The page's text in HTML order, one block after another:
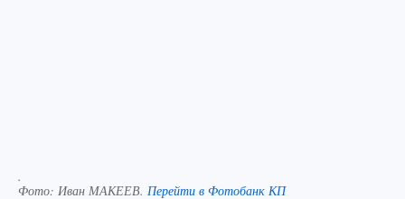
.
Фото: Иван МАКЕЕВ. Перейти в Фотобанк КП